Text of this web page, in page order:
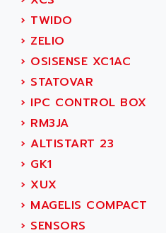
GENIUS
A SERIES
MDLU
UAC
LQ SERIE
530 SERIES
C170
OP30/B
DNC
UD7000
ARCTIC COOLING
ARDAMEL LHOMARGY
ARDATEM
ARDETEM
ARDUCAM
ARDUINO
AREVA
ARIA
ARIC
ARICO
› TWIDO
› ZELIO
› OSISENSE XC1AC
› STATOVAR
› IPC CONTROL BOX
› RM3JA
› ALTISTART 23
› GK1
› XUX
› MAGELIS COMPACT
› SENSORS